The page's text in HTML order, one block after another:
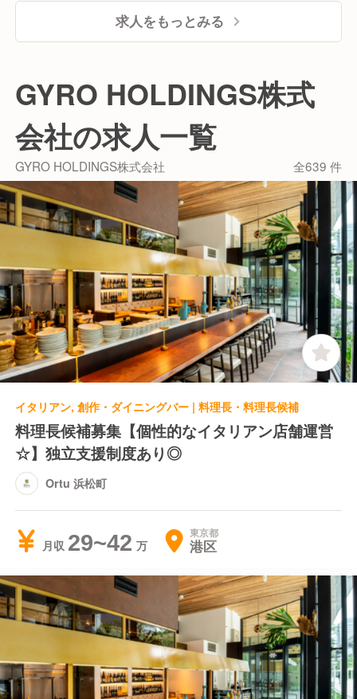
求人をもっとみる
GYRO HOLDINGS株式
会社の求人一覧
GYRO HOLDINGS株式会社 全639 件
イタリアン, 創作・ダイニングバー | 料理長・料理長候補
料理長候補募集【個性的なイタリアン店舗運営
☆】独立支援制度あり◎
Ortu 浜松町
月収 29~42 東京都
港区